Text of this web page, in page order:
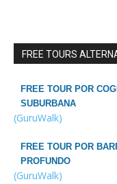
FREE TOURS
FREE TOUR POR
SUBURBANA
(GuruWalk)
FREE TOUR POR
PROFUNDO
(GuruWalk)